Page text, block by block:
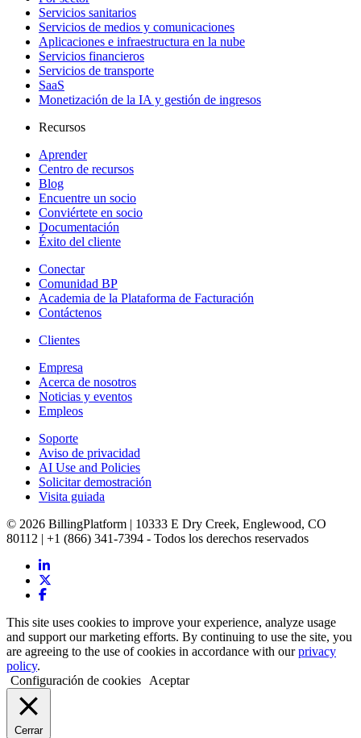
Servicios sanitarios
Servicios de medios y comunicaciones
Aplicaciones e infraestructura en la nube
Servicios financieros
Servicios de transporte
SaaS
Monetización de la IA y gestión de ingresos
Recursos
Aprender
Centro de recursos
Blog
Encuentre un socio
Conviértete en socio
Documentación
Éxito del cliente
Conectar
Comunidad BP
Academia de la Plataforma de Facturación
Contáctenos
Clientes
Empresa
Acerca de nosotros
Noticias y eventos
Empleos
Soporte
Aviso de privacidad
AI Use and Policies
Solicitar demostración
Visita guiada
© 2026 BillingPlatform | 10333 E Dry Creek, Englewood, CO
80112 | +1 (866) 341-7394 - Todos los derechos reservados
This site uses cookies to improve your experience, analyze usage
and support our marketing efforts. By continuing to use the site, you
are agreeing to the use of cookies in accordance with ourprivacy
policy.
Configuración de cookies
Aceptar
Cerrar